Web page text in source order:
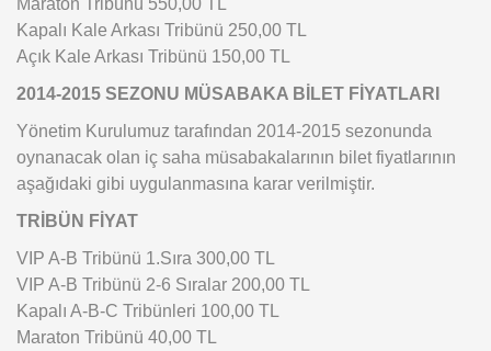
Kapalı Kale Arkası Tribünü 250,00 TL
Açık Kale Arkası Tribünü 150,00 TL
2014-2015 SEZONU MÜSABAKA BİLET FİYATLARI
Yönetim Kurulumuz tarafından 2014-2015 sezonunda
oynanacak olan iç saha müsabakalarının bilet fiyatlarının
aşağıdaki gibi uygulanmasına karar verilmiştir.
TRİBÜN FİYAT
VIP A-B Tribünü 1.Sıra 300,00 TL
VIP A-B Tribünü 2-6 Sıralar 200,00 TL
Kapalı A-B-C Tribünleri 100,00 TL
Maraton Tribünü 40,00 TL